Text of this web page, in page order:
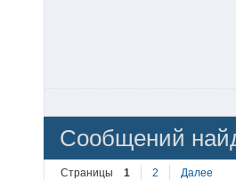
Сообщений
Страницы 1 2 Далее